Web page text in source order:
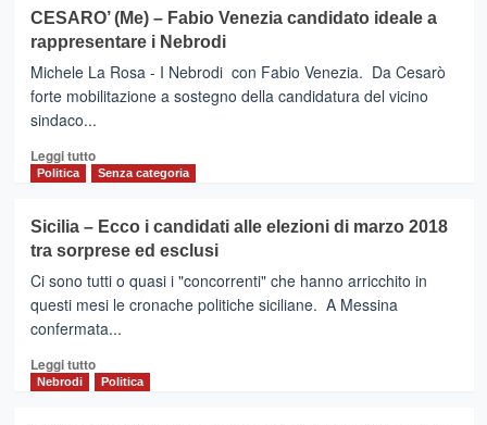
Tradeshow”
di
Venezia
NEBRODI
–
Da
Troina
la
richiesta
di
nuovi
legalità
CESARO’ (Me) – Fabio Venezia candidato ideale a
rappresentare i Nebrodi
Michele La Rosa - I Nebrodi con Fabio Venezia. Da Cesarò
forte mobilitazione a sostegno della candidatura del vicino
sindaco...
Leggi tuttoLeggi
di
CESARO’
(Me)
–
Fabio
Venezia
candidato
ideale
a
Politica Senza categoria
Sicilia – Ecco i candidati alle elezioni di marzo 2018
tra sorprese ed esclusi
Ci sono tutti o quasi i "concorrenti" che hanno arricchito in
questi mesi le cronache politiche siciliane. A Messina
confermata...
Leggi tuttoLeggi
di
Nebrodi Politica